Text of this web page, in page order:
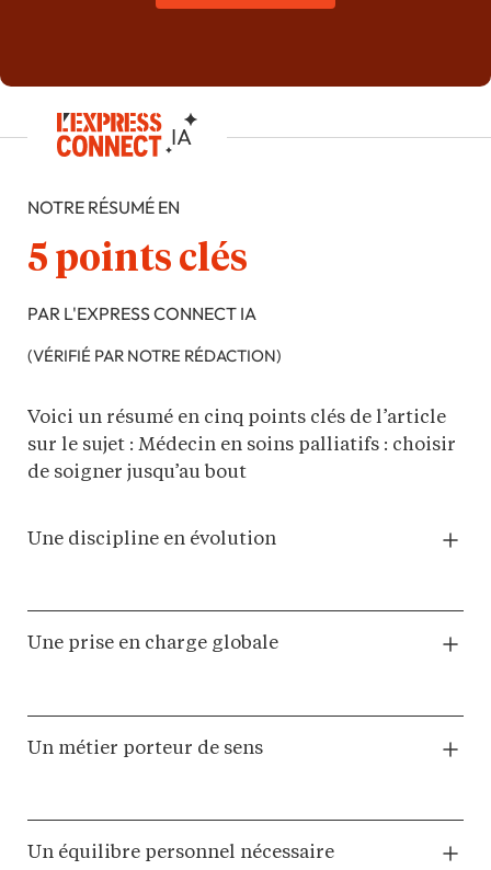
NOTRE RÉSUMÉ EN
5 points clés
PAR L'EXPRESS CONNECT IA
(VÉRIFIÉ PAR NOTRE RÉDACTION)
Voici un résumé en cinq points clés de l’article
sur le sujet : Médecin en soins palliatifs : choisir
de soigner jusqu’au bout
Une discipline en évolution
Une prise en charge globale
Un métier porteur de sens
Un équilibre personnel nécessaire